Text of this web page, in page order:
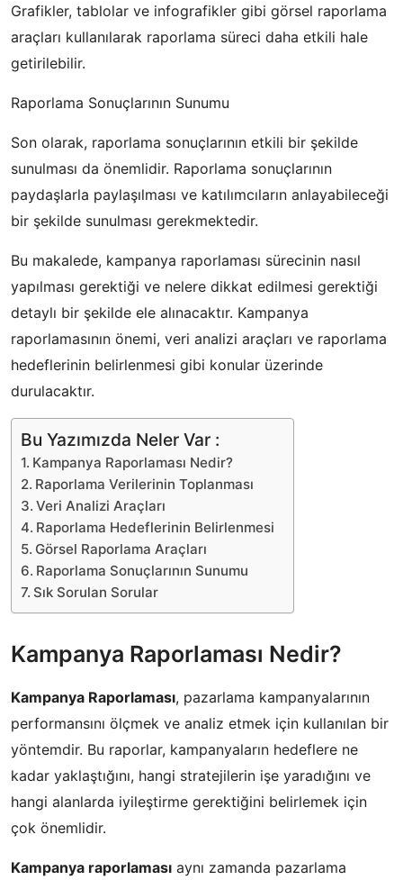
Grafikler, tablolar ve infografikler gibi görsel raporlama
araçları kullanılarak raporlama süreci daha etkili hale
getirilebilir.
Raporlama Sonuçlarının Sunumu
Son olarak, raporlama sonuçlarının etkili bir şekilde
sunulması da önemlidir. Raporlama sonuçlarının
paydaşlarla paylaşılması ve katılımcıların anlayabileceği
bir şekilde sunulması gerekmektedir.
Bu makalede, kampanya raporlaması sürecinin nasıl
yapılması gerektiği ve nelere dikkat edilmesi gerektiği
detaylı bir şekilde ele alınacaktır. Kampanya
raporlamasının önemi, veri analizi araçları ve raporlama
hedeflerinin belirlenmesi gibi konular üzerinde
durulacaktır.
Bu Yazımızda Neler Var :
Kampanya Raporlaması Nedir?
Raporlama Verilerinin Toplanması
Veri Analizi Araçları
Raporlama Hedeflerinin Belirlenmesi
Görsel Raporlama Araçları
Raporlama Sonuçlarının Sunumu
Sık Sorulan Sorular
Kampanya Raporlaması Nedir?
Kampanya Raporlaması, pazarlama kampanyalarının
performansını ölçmek ve analiz etmek için kullanılan bir
yöntemdir. Bu raporlar, kampanyaların hedeflere ne
kadar yaklaştığını, hangi stratejilerin işe yaradığını ve
hangi alanlarda iyileştirme gerektiğini belirlemek için
çok önemlidir.
Kampanya raporlaması aynı zamanda pazarlama